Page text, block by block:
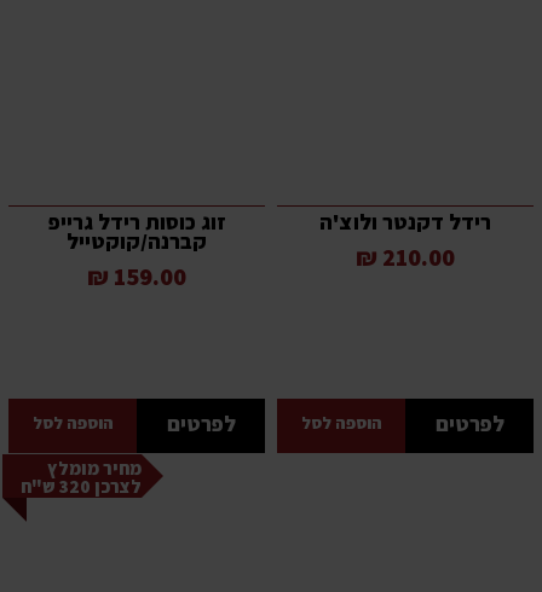
רידל דקנטר ולוצ'ה
210.00 ₪
לפרטים הוספה לסל
זוג כוסות רידל גרייפ
קברנה/קוקטייל
159.00 ₪
לפרטים הוספה לסל
מחיר מומלץ
לצרכן 320 ש"ח